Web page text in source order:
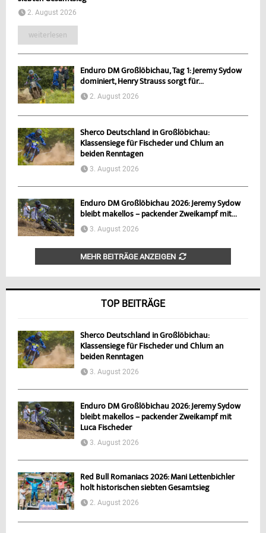
2. August 2026
weiterlesen
Enduro DM Großlöbichau, Tag 1: Jeremy Sydow
dominiert, Henry Strauss sorgt für...
2. August 2026
Sherco Deutschland in Großlöbichau:
Klassensiege für Fischeder und Chlum an
beiden Renntagen
3. August 2026
Enduro DM Großlöbichau 2026: Jeremy Sydow
bleibt makellos – packender Zweikampf mit...
3. August 2026
MEHR BEITRÄGE ANZEIGEN
TOP BEITRÄGE
Sherco Deutschland in Großlöbichau:
Klassensiege für Fischeder und Chlum an
beiden Renntagen
3. August 2026
Enduro DM Großlöbichau 2026: Jeremy Sydow
bleibt makellos – packender Zweikampf mit
Luca Fischeder
3. August 2026
Red Bull Romaniacs 2026: Mani Lettenbichler
holt historischen siebten Gesamtsieg
2. August 2026